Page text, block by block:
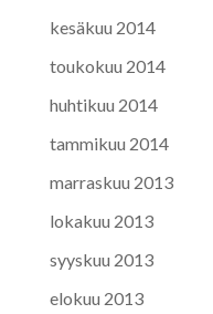
kesäkuu 2014
toukokuu 2014
huhtikuu 2014
tammikuu 2014
marraskuu 2013
lokakuu 2013
syyskuu 2013
elokuu 2013